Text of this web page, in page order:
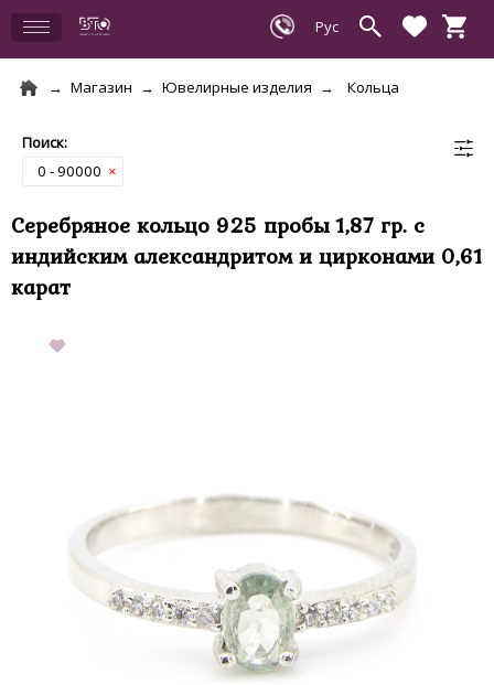
Магазин Ювелирные изделия Кольца
0 - 90000 ×
Серебряное кольцо 925 пробы 1,87 гр. с
индийским александритом и цирконами 0,61
карат